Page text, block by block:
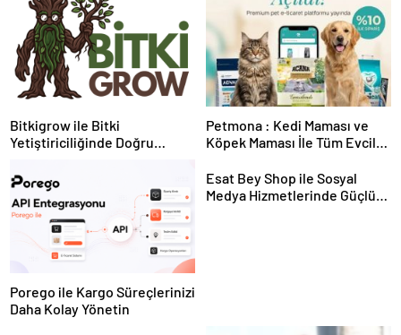
Bitkigrow ile Bitki
Yetiştiriciliğinde Doğru
Petmona : Kedi Maması ve
Köpek Maması İle Tüm Evcil
Porego ile Kargo Süreçlerinizi
Daha Kolay Yönetin
Esat Bey Shop ile Sosyal
Medya Hizmetlerinde Güçlü